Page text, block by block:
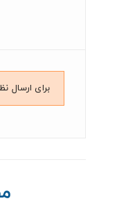
برای ارسال